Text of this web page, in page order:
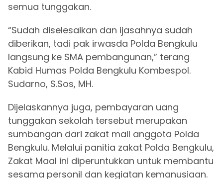
semua tunggakan.
“Sudah diselesaikan dan ijasahnya sudah
diberikan, tadi pak irwasda Polda Bengkulu
langsung ke SMA pembangunan,” terang
Kabid Humas Polda Bengkulu Kombespol.
Sudarno, S.Sos, MH.
Dijelaskannya juga, pembayaran uang
tunggakan sekolah tersebut merupakan
sumbangan dari zakat mall anggota Polda
Bengkulu. Melalui panitia zakat Polda Bengkulu,
Zakat Maal ini diperuntukkan untuk membantu
sesama personil dan kegiatan kemanusiaan.